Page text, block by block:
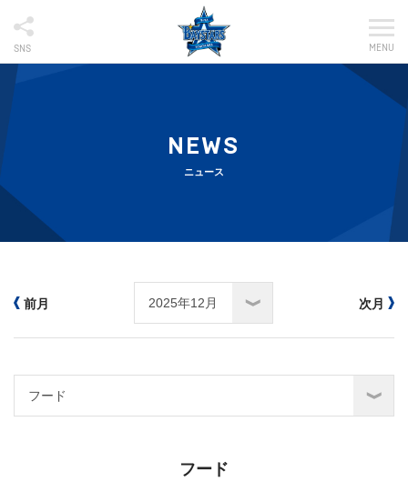
SNS MENU
NEWS
ニュース
前月 次月
フード